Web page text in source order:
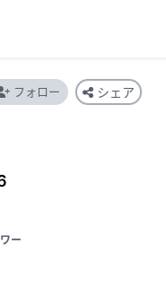
ー
フォロー シェア